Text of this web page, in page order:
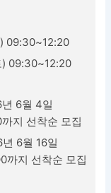
09:30~12:20
09:30~12:20
6월 4일
지 선착순 모집
6월 16일
까지 선착순 모집